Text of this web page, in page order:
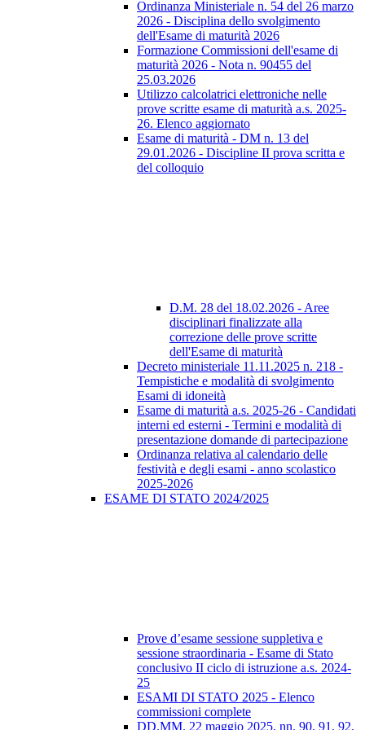
Ordinanza Ministeriale n. 54 del 26 marzo
2026 - Disciplina dello svolgimento
dell'Esame di maturità 2026
Formazione Commissioni dell'esame di
maturità 2026 - Nota n. 90455 del
25.03.2026
Utilizzo calcolatrici elettroniche nelle
prove scritte esame di maturità a.s. 2025-
26. Elenco aggiornato
Esame di maturità - DM n. 13 del
29.01.2026 - Discipline II prova scritta e
del colloquio
D.M. 28 del 18.02.2026 - Aree
disciplinari finalizzate alla
correzione delle prove scritte
dell'Esame di maturità
Decreto ministeriale 11.11.2025 n. 218 -
Tempistiche e modalità di svolgimento
Esami di idoneità
Esame di maturità a.s. 2025-26 - Candidati
interni ed esterni - Termini e modalità di
presentazione domande di partecipazione
Ordinanza relativa al calendario delle
festività e degli esami - anno scolastico
2025-2026
ESAME DI STATO 2024/2025
Prove d’esame sessione suppletiva e
sessione straordinaria - Esame di Stato
conclusivo II ciclo di istruzione a.s. 2024-
25
ESAMI DI STATO 2025 - Elenco
commissioni complete
DD.MM. 22 maggio 2025, nn. 90, 91, 92,